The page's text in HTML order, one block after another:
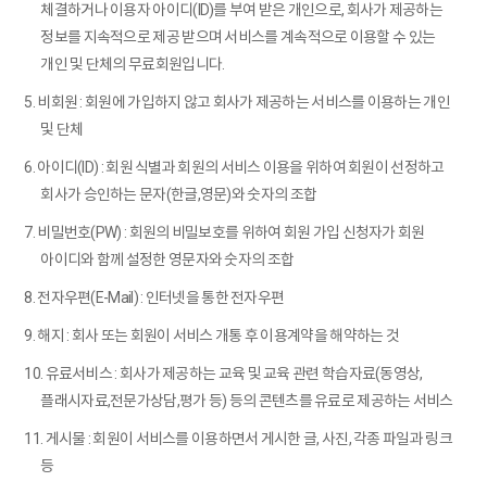
체결하거나 이용자 아이디(ID)를 부여 받은 개인으로, 회사가 제공하는
정보를 지속적으로 제공 받으며 서비스를 계속적으로 이용할 수 있는
개인 및 단체의 무료회원입니다.
5. 비회원 : 회원에 가입하지 않고 회사가 제공하는 서비스를 이용하는 개인
및 단체
6. 아이디(ID) : 회원 식별과 회원의 서비스 이용을 위하여 회원이 선정하고
회사가 승인하는 문자(한글,영문)와 숫자의 조합
7. 비밀번호(PW) : 회원의 비밀보호를 위하여 회원 가입 신청자가 회원
아이디와 함께 설정한 영문자와 숫자의 조합
8. 전자우편(E-Mail) : 인터넷을 통한 전자우편
9. 해지 : 회사 또는 회원이 서비스 개통 후 이용계약을 해약하는 것
10. 유료서비스 : 회사가 제공하는 교육 및 교육 관련 학습자료(동영상,
플래시자료,전문가상담,평가 등) 등의 콘텐츠를 유료로 제공하는 서비스
11. 게시물 : 회원이 서비스를 이용하면서 게시한 글, 사진, 각종 파일과 링크
등